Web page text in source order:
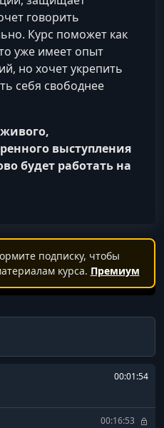
говорить
Курс поможет как
уже имеет опыт
но хочет укрепить
себя свободнее
выступления
будет работать на
подписку, чтобы
курса. Премиум
00:01:54
00:16:53